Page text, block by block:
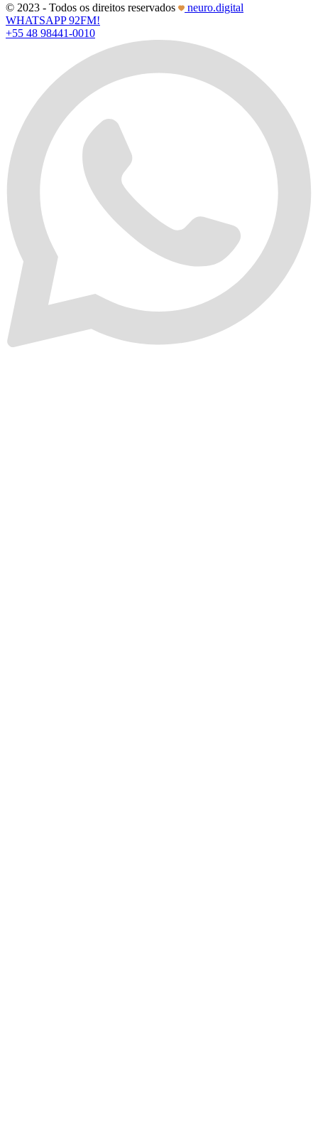
© 2023 - Todos os direitos reservados
neuro.digital
WHATSAPP 92FM!
+55 48 98441-0010